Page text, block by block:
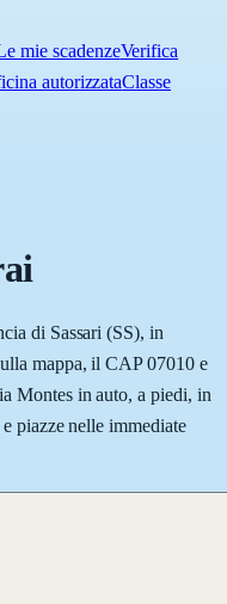
mie scadenzeVerifica
autorizzataClasse
di Sassari (SS), in
mappa, il CAP 07010 e
Montes in auto, a piedi, in
piazze nelle immediate